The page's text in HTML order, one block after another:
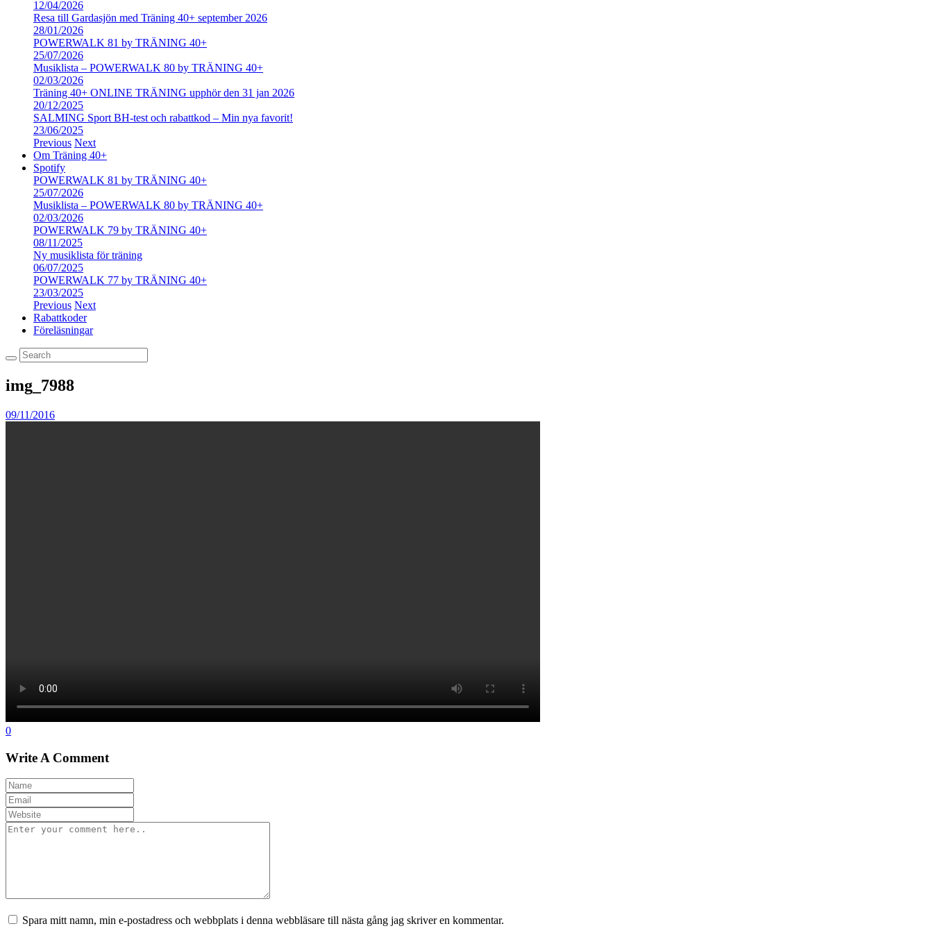
12/04/2026
Resa till Gardasjön med Träning 40+ september 2026
28/01/2026
POWERWALK 81 by TRÄNING 40+
25/07/2026
Musiklista – POWERWALK 80 by TRÄNING 40+
02/03/2026
Träning 40+ ONLINE TRÄNING upphör den 31 jan 2026
20/12/2025
SALMING Sport BH-test och rabattkod – Min nya favorit!
23/06/2025
Previous Next
Om Träning 40+
Spotify
POWERWALK 81 by TRÄNING 40+
25/07/2026
Musiklista – POWERWALK 80 by TRÄNING 40+
02/03/2026
POWERWALK 79 by TRÄNING 40+
08/11/2025
Ny musiklista för träning
06/07/2025
POWERWALK 77 by TRÄNING 40+
23/03/2025
Previous Next
Rabattkoder
Föreläsningar
img_7988
09/11/2016
0
Write A Comment
Spara mitt namn, min e-postadress och webbplats i denna webbläsare till nästa gång jag skriver en kommentar.